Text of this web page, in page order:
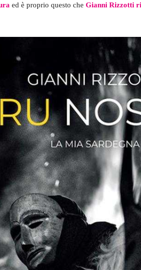
ed è proprio questo che Gianni Rizzotti